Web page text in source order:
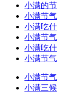
小满的
小满节
小满吃
小满节
小满吃
小满节
小满节
小满三